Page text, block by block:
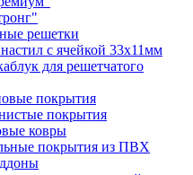
решетки
с ячейкой 33х11мм
для решетчатого
покрытия
покрытия
ковры
покрытия из ПВХ